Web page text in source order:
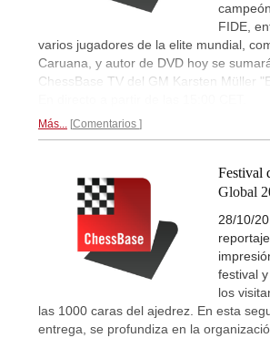
FIDE,
varios jugadores de la elite mundial,
Caruana, y autor de DVD hoy se
ChessBase TV del GM Karsten Müller
Más... Comentarios
Festival
Global
28/10/
festival
los
las 1000 caras del ajedrez. En esta
entrega, se profundiza en la